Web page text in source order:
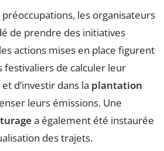
les organisateurs
de prendre des initiatives
actions mises en place figurent
festivaliers de calculer leur
et d’investir dans la plantation
leurs émissions. Une
a également été instaurée
des trajets.